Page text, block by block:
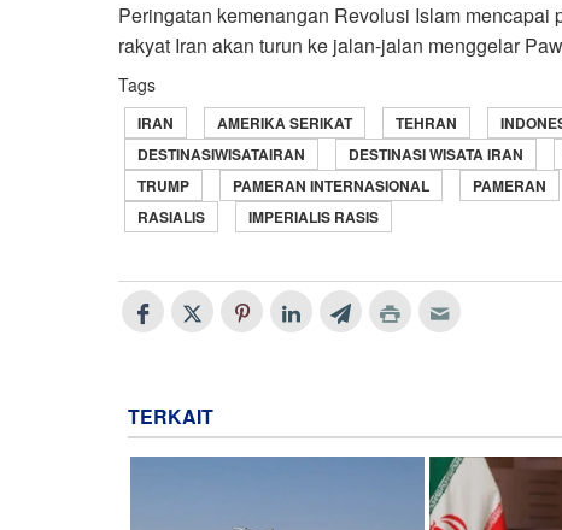
Peringatan kemenangan Revolusi Islam
rakyat Iran akan turun ke jalan-jalan menggelar
Tags
IRAN AMERIKA SERIKAT TEHRAN
DESTINASIWISATAIRAN
DESTINASI WISATA IRAN
TRUMP
PAMERAN INTERNASIONAL PAMERAN
RASIALIS
IMPERIALIS RASIS
TERKAIT